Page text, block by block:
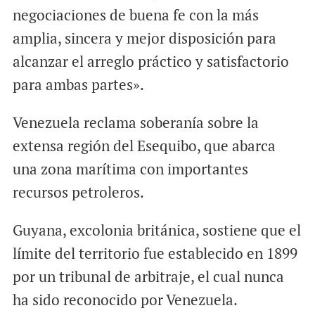
negociaciones de buena fe con la más
amplia, sincera y mejor disposición para
alcanzar el arreglo práctico y satisfactorio
para ambas partes».
Venezuela reclama soberanía sobre la
extensa región del Esequibo, que abarca
una zona marítima con importantes
recursos petroleros.
Guyana, excolonia británica, sostiene que el
límite del territorio fue establecido en 1899
por un tribunal de arbitraje, el cual nunca
ha sido reconocido por Venezuela.